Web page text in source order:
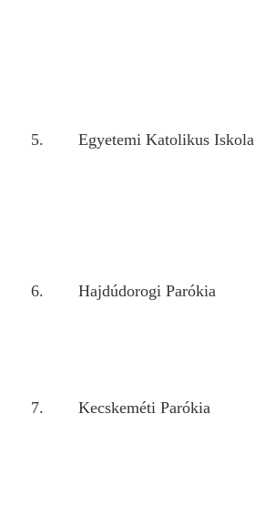
5. Egyetemi Katolikus Iskola
6. Hajdúdorogi Parókia
7. Kecskeméti Parókia